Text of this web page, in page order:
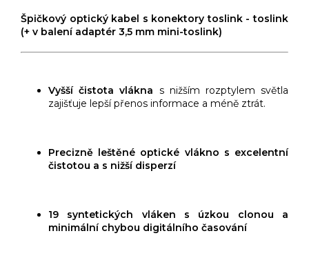
Špičkový optický kabel s konektory toslink - toslink
(+ v balení adaptér 3,5 mm mini-toslink)
Vyšší čistota vlákna s nižším rozptylem světla
zajišťuje lepší přenos informace a méně ztrát.
Precizně leštěné optické vlákno s excelentní
čistotou a s nižší disperzí
19 syntetických vláken s úzkou clonou a
minimální chybou digitálního časování